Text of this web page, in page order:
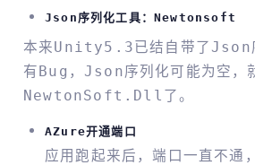
Json序列化工具：newtonsoft
本来Unity5.3已结自带了Json
有bug，Json序列化可能为空，
NewtonSoft.dll了。
AZure开通端口
应用跑起来后，端口一直不通